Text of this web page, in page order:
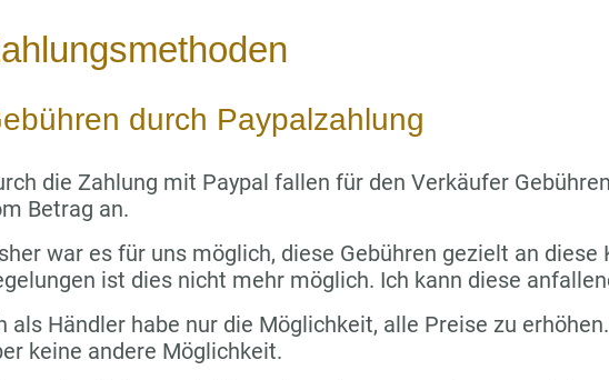
durch Paypalzahlung
die Zahlung mit Paypal fallen für den Verkäufer
Betrag an.
war es für uns möglich, diese Gebühren gezielt an
ist dies nicht mehr möglich. Ich kann diese
als Händler habe nur die Möglichkeit, alle Preise zu
keine andere Möglichkeit.